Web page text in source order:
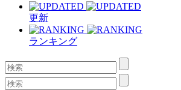
更新
ランキング